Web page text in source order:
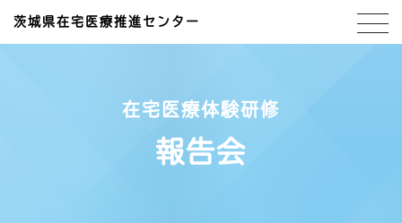
茨城県在宅医療推進センター
在宅医療体験研修
報告会